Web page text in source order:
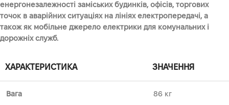
енергонезалежності заміських будинків, офісів, торгових
точок в аварійних ситуаціях на лініях електропередачі, а
також як мобільне джерело електрики для комунальних і
дорожніх служб.
ХАРАКТЕРИСТИКА ЗНАЧЕННЯ
Вага 86 кг